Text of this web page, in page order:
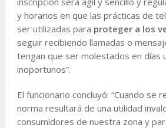
y horarios en que las prácticas de
ser utilizadas para proteger a los
seguir recibiendo llamadas o
tengan que ser molestados en días
inoportunos”.
El funcionario concluyó: “Cuando se
norma resultará de una utilidad
consumidores de nuestra zona y